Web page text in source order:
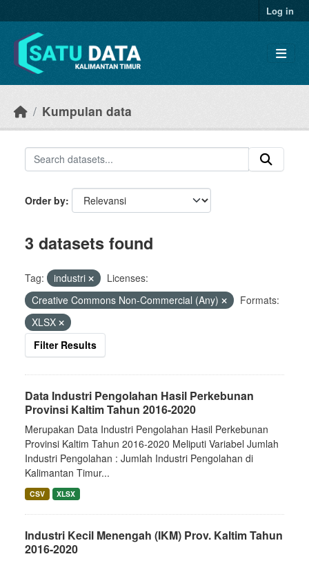
Log in
Kumpulan data
Order by
3 datasets found
Tag: industri
Licenses:
Creative Commons Non-Commercial (Any)
Formats:
XLSX
Filter Results
Data Industri Pengolahan Hasil Perkebunan
Provinsi Kaltim Tahun 2016-2020
Merupakan Data Industri Pengolahan Hasil Perkebunan
Provinsi Kaltim Tahun 2016-2020 Meliputi Variabel Jumlah
Industri Pengolahan : Jumlah Industri Pengolahan di
Kalimantan Timur...
CSV XLSX
Industri Kecil Menengah (IKM) Prov. Kaltim Tahun
2016-2020